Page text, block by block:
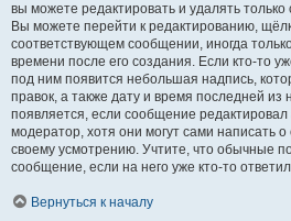
вы можете редактировать и удалять
Вы можете перейти к редактированию,
соответствующем сообщении, иногда
времени после его создания. Если кто-то
под ним появится небольшая надпись,
правок, а также дату и время последней из
появляется, если сообщение
модератор, хотя они могут сами написать
своему усмотрению. Учтите, что обычные
сообщение, если на него уже кто-то
Вернуться к началу